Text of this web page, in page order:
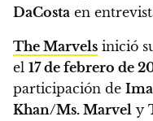
DaCosta en
The Marvels inició
el 17 de febrero de
participación de
Khan/Ms. Marvel y